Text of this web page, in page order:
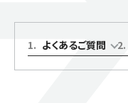
1. よくあるご質問 2.